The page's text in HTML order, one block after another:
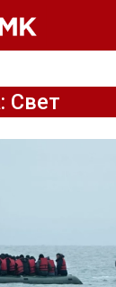
Свет